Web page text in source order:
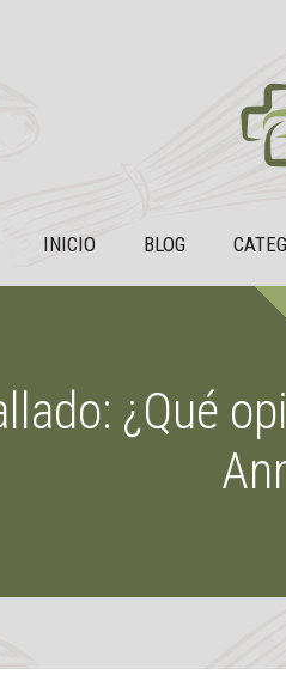
INICIO BLOG
¿Qué